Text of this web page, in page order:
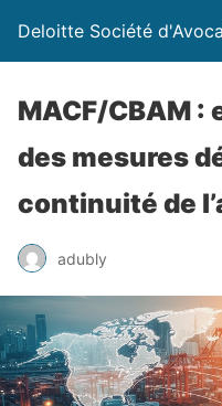
Deloitte Société
MACF/CBAM
des mesures
continuité de
adubly